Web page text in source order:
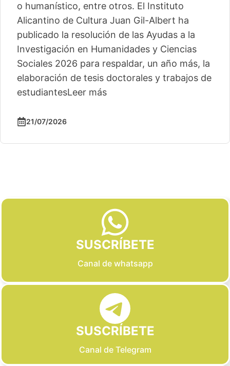
o humanístico, entre otros. El Instituto
Alicantino de Cultura Juan Gil-Albert ha
publicado la resolución de las Ayudas a la
Investigación en Humanidades y Ciencias
Sociales 2026 para respaldar, un año más, la
elaboración de tesis doctorales y trabajos de
estudiantesLeer más
21/07/2026
SUSCRÍBETE
Canal de whatsapp
SUSCRÍBETE
Canal de Telegram